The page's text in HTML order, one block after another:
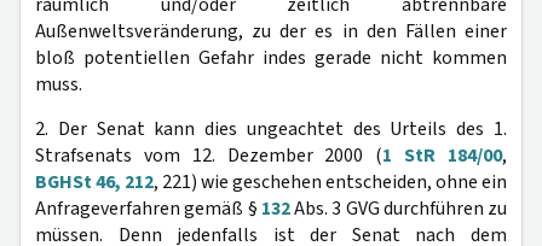
Außenweltsveränderung, zu der es in den Fällen einer
bloß potentiellen Gefahr indes gerade nicht kommen
muss.
2. Der Senat kann dies ungeachtet des Urteils des 1.
Strafsenats vom 12. Dezember 2000 (1 StR 184/00,
BGHSt 46, 212, 221) wie geschehen entscheiden, ohne ein
Anfrageverfahren gemäß § 132Abs. 3 GVG durchführen zu
müssen. Denn jedenfalls ist der Senat nach dem